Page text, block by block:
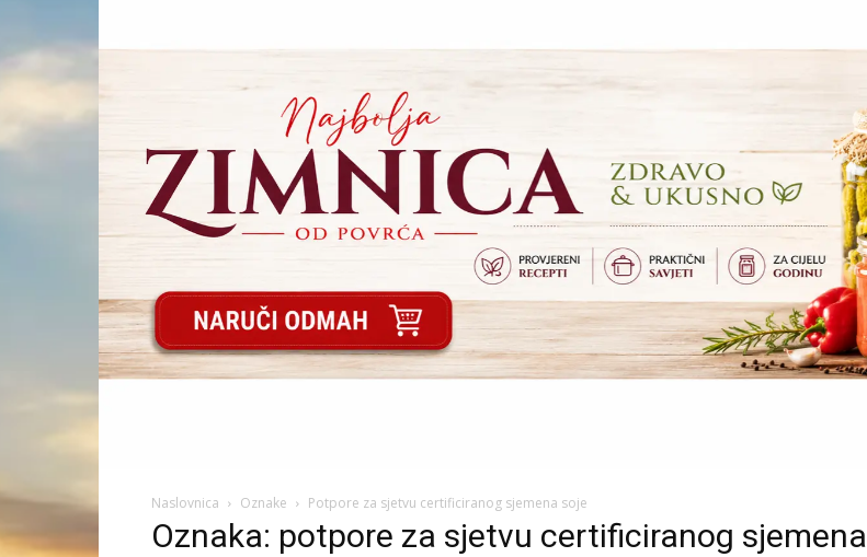
Naslovnica Oznake Potpore za sjetvu certificiranog sjemena soje
Oznaka: potpore za sjetvu certificiranog sjemena